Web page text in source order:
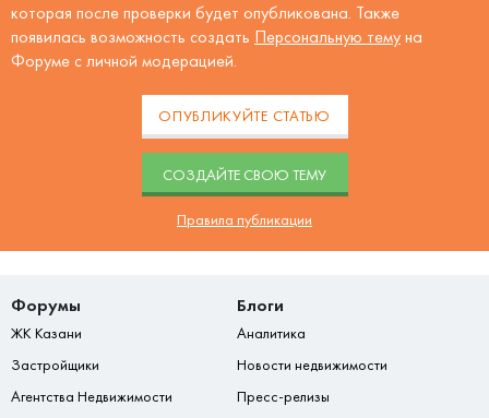
которая после проверки будет опубликована. Также
появилась возможность создать Персональную тему на
Форуме с личной модерацией.
ОПУБЛИКУЙТЕ СТАТЬЮ
CОЗДАЙТЕ СВОЮ ТЕМУ
Правила публикации
Форумы
ЖК Казани
Застройщики
Агентства Недвижимости
Блоги
Аналитика
Новости недвижимости
Пресс-релизы